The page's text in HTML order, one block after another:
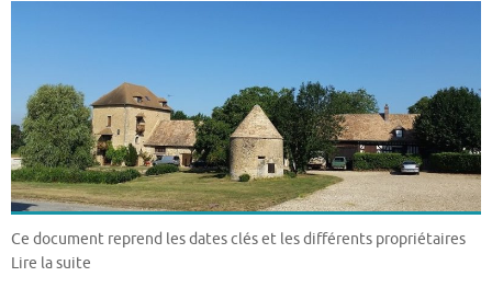
Ce document reprend les dates clés et les différents propriétaires
Lire la suite